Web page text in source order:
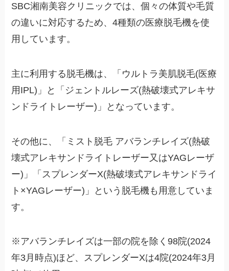
SBC湘南美容クリニックでは、個々の体質や毛質
の違いに対応するため、4種類の医療脱毛機を使
用しています。
主に利用する脱毛機は、「ウルトラ美肌脱毛(医療
用IPL)」と「ジェントルレーズ(熱破壊式アレキサ
ンドライトレーザー)」となっています。
その他に、「ミスト脱毛 アバランチレイズ(熱破
壊式アレキサンドライトレーザー又はYAGレーザ
ー)」「スプレンダーX(熱破壊式アレキサンドライ
ト×YAGレーザー)」という脱毛機も用意していま
す。
※アバランチレイズは一部の院を除く98院(2024
年3月時点)ほど、スプレンダーXは4院(2024年3月